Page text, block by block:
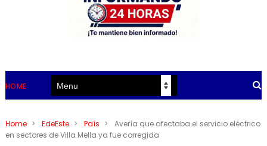
HOME
Home > EdeEste > País >
Avería que afectaba el servicio eléctrico
en sectores de Villa Mella ya fue corregida